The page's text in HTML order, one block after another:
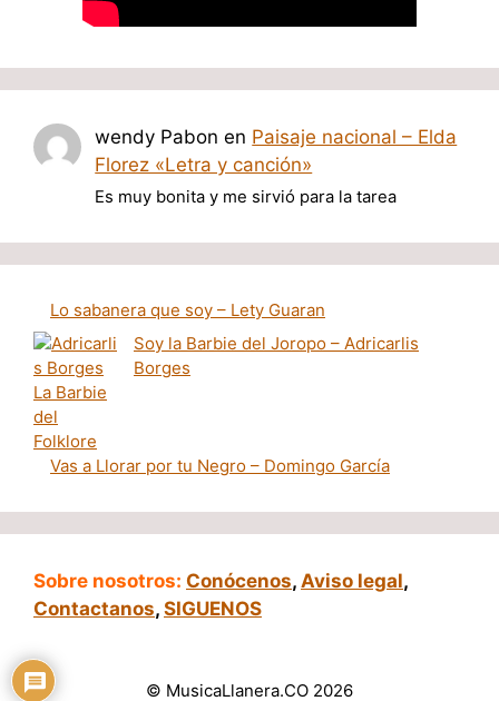
wendy Pabon en Paisaje nacional – Elda
Florez «Letra y canción»
Es muy bonita y me sirvió para la tarea
Lo sabanera que soy – Lety Guaran
Soy la Barbie del Joropo – Adricarlis
Borges
Vas a Llorar por tu Negro – Domingo García
Sobre nosotros: Conócenos, Aviso legal,
Contactanos, SIGUENOS
© MusicaLlanera.CO 2026